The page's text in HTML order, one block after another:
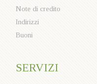
Note di credito
Indirizzi
Buoni
SERVIZI